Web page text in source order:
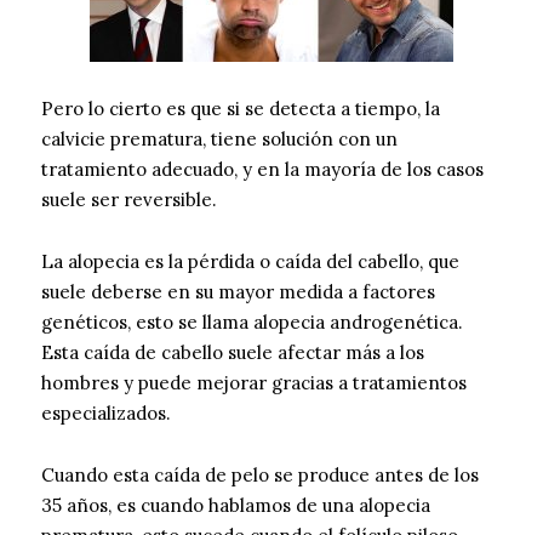
Pero lo cierto es que si se detecta a tiempo, la
calvicie prematura, tiene solución con un
tratamiento adecuado, y en la mayoría de los casos
suele ser reversible.
La alopecia es la pérdida o caída del cabello, que
suele deberse en su mayor medida a factores
genéticos, esto se llama alopecia androgenética.
Esta caída de cabello suele afectar más a los
hombres y puede mejorar gracias a tratamientos
especializados.
Cuando esta caída de pelo se produce antes de los
35 años, es cuando hablamos de una alopecia